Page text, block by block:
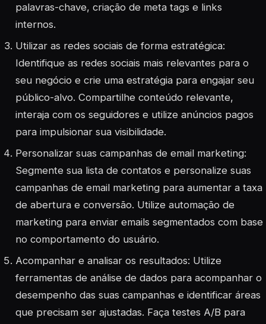
palavras-chave, criação de meta tags e links
internos.
Utilizar as redes sociais de forma estratégica:
Identifique as redes sociais mais relevantes para o
seu negócio e crie uma estratégia para engajar seu
público-alvo. Compartilhe conteúdo relevante,
interaja com os seguidores e utilize anúncios pagos
para impulsionar sua visibilidade.
Personalizar suas campanhas de email marketing:
Segmente sua lista de contatos e personalize suas
campanhas de email marketing para aumentar a taxa
de abertura e conversão. Utilize automação de
marketing para enviar emails segmentados com base
no comportamento do usuário.
Acompanhar e analisar os resultados: Utilize
ferramentas de análise de dados para acompanhar o
desempenho das suas campanhas e identificar áreas
que precisam ser ajustadas. Faça testes A/B para